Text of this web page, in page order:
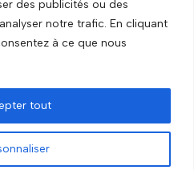
des publicités ou des
notre trafic. En cliquant
à ce que nous
tout